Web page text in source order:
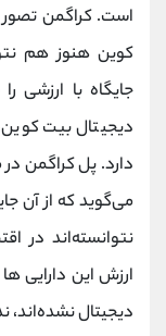
کوین هنوز هم
جایگاه با ارزشی
دیجیتال بیت
دارد. پل کراگمن
می‌گوید که از آن
نتوانسته‌اند در
ارزش این دارایی
دیجیتال نشده‌اند،